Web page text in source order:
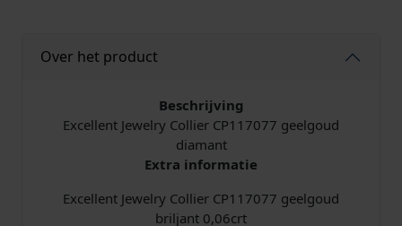
e
P
0
Over het product
Beschrijving
Excellent Jewelry Collier CP117077 geelgoud
diamant
Extra informatie
Excellent Jewelry Collier CP117077 geelgoud
briljant 0,06crt